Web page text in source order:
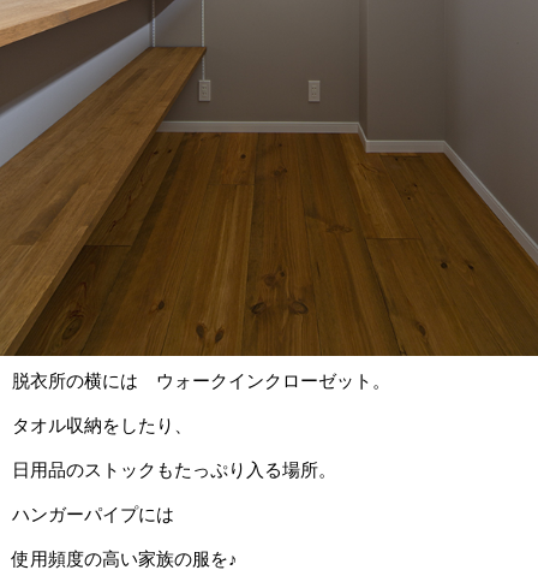
脱衣所の横には ウォークインクローゼット。
タオル収納をしたり、
日用品のストックもたっぷり入る場所。
ハンガーパイプには
使用頻度の高い家族の服を♪